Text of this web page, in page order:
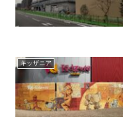
キッザニア